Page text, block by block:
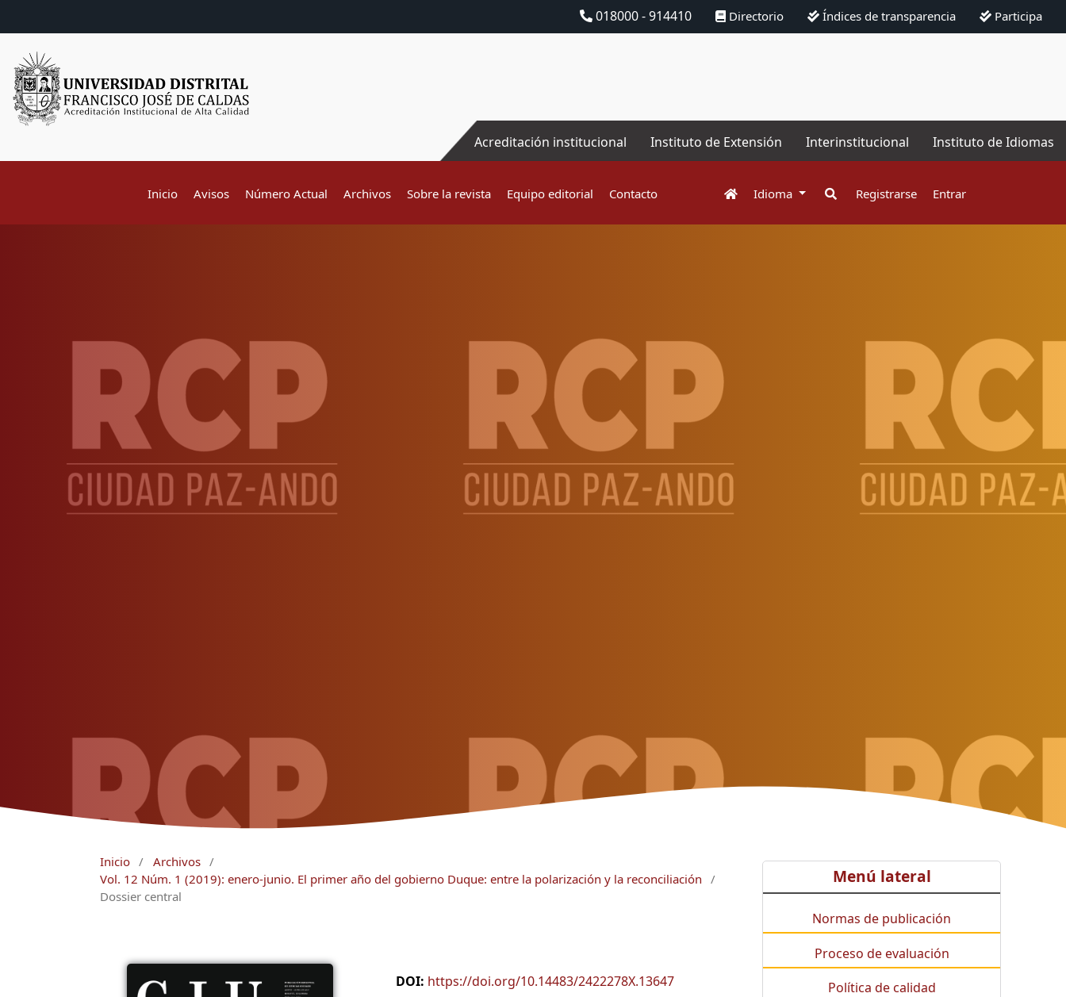
018000 - 914410 Directorio Índices de transparencia Participa
Acreditación institucional Instituto de Extensión Interinstitucional Instituto de Idiomas
Inicio Avisos Número Actual Archivos Sobre la revista Equipo editorial Contacto Idioma Registrarse Entrar
Inicio / Archivos /
Vol. 12 Núm. 1 (2019): enero-junio. El primer año del gobierno Duque: entre la polarización y la reconciliación
/
Dossier central
DOI: https://doi.org/10.14483/2422278X.13647
Menú lateral
Normas de publicación
Proceso de evaluación
Política de calidad